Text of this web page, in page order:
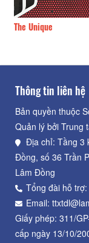
The Unique
Thông tin liên hệ
Bản quyền thuộc
Quản lý bởi Trung
Địa chỉ: Tầng 3
Đồng, số 36 Trần
Lâm Đồng
Tổng đài hỗ
Email:
Giấy phép: 311/
cấp ngày 13/10/